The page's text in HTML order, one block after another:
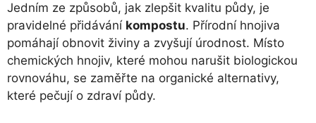
Jedním ze způsobů, jak zlepšit kvalitu půdy, je
pravidelné přidávání kompostu. Přírodní hnojiva
pomáhají obnovit živiny a zvyšují úrodnost. Místo
chemických hnojiv, které mohou narušit biologickou
rovnováhu, se zaměřte na organické alternativy,
které pečují o zdraví půdy.